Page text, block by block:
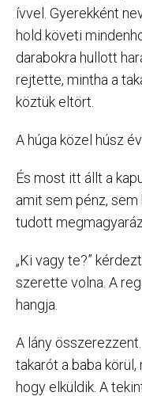
ívvel. Gyerekként
hold követi
darabokra hullott
rejtette, mintha a
köztük eltört.
A húga közel húsz
És most itt állt a
amit sem pénz,
tudott
„Ki vagy te?”
szerette volna. A
hangja.
A lány
takarót a baba
hogy elküldik. A